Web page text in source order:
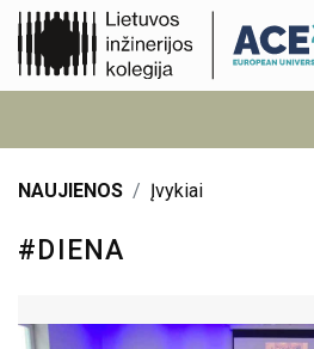
NAUJIENOS Įvykiai
#DIENA